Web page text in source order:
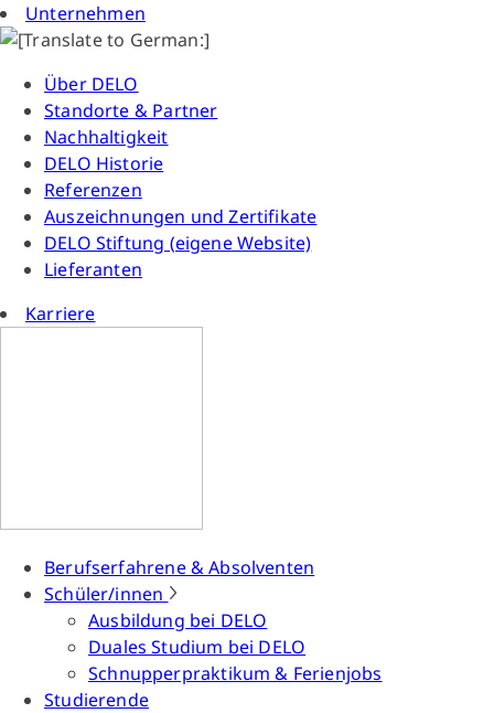
Unternehmen
Über DELO
Standorte & Partner
Nachhaltigkeit
DELO Historie
Referenzen
Auszeichnungen und Zertifikate
DELO Stiftung (eigene Website)
Lieferanten
Karriere
Berufserfahrene & Absolventen
Schüler/innen
Ausbildung bei DELO
Duales Studium bei DELO
Schnupperpraktikum & Ferienjobs
Studierende